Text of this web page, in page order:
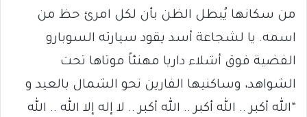
من سكانها يُبطل الظن بأن لكل امرئ حظ من
اسمه. يا لشجاعة أسد يقود سيارته السوبارو
الفضية فوق أشلاء داريا مهنئاً موتاها تحت
الشواهد، وساكنيها الفارين نحو الشمال بالعيد و
“الله أكبر .. الله أكبر .. الله أكبر .. لا إله إلا الله .. الله